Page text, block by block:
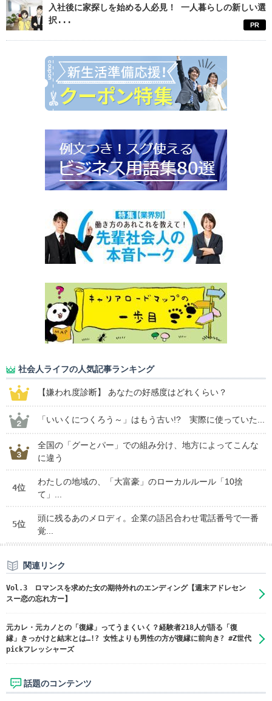
入社後に家探しを始める人必見！ 一人暮らしの新しい選
択...
PR
社会人ライフの人気記事ランキング
【嫌われ度診断】 あなたの好感度はどれくらい？
「いいくにつくろう～」はもう古い!? 実際に使っていた...
全国の「グーとパー」での組み分け、地方によってこんな
に違う
4位
わたしの地域の、「大富豪」のローカルルール「10捨
て」...
5位
頭に残るあのメロディ。企業の語呂合わせ電話番号で一番
覚...
関連リンク
Vol.3 ロマンスを求めた女の期待外れのエンディング【週末アドレセン
スー恋の忘れ方ー】
元カレ・元カノとの「復縁」ってうまくいく？経験者218人が語る「復
縁」きっかけと結末とは…!? 女性よりも男性の方が復縁に前向き? #Z世代
pickフレッシャーズ
話題のコンテンツ